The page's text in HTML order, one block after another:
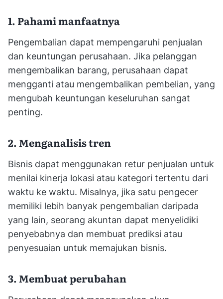
1. Pahami manfaatnya
Pengembalian dapat mempengaruhi penjualan
dan keuntungan perusahaan. Jika pelanggan
mengembalikan barang, perusahaan dapat
mengganti atau mengembalikan pembelian, yang
mengubah keuntungan keseluruhan sangat
penting.
2. Menganalisis tren
Bisnis dapat menggunakan retur penjualan untuk
menilai kinerja lokasi atau kategori tertentu dari
waktu ke waktu. Misalnya, jika satu pengecer
memiliki lebih banyak pengembalian daripada
yang lain, seorang akuntan dapat menyelidiki
penyebabnya dan membuat prediksi atau
penyesuaian untuk memajukan bisnis.
3. Membuat perubahan